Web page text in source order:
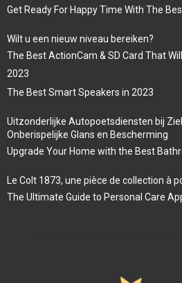
Get Ready For Happy Time With The
Wilt u een nieuw niveau bereiken?
The Best ActionCam & SD Card That
2023
The Best Smart Speakers in 2023
Uitzonderlijke Autopoetsdiensten bij
Onberispelijke Glans en Bescherming
Upgrade Your Home with the Best
Le Colt 1873, une pièce de collection à
The Ultimate Guide to Personal Care